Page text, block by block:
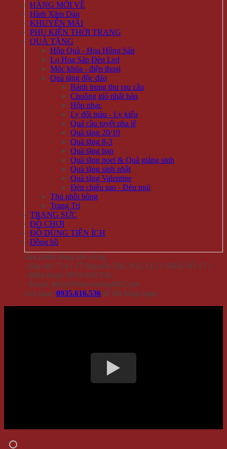
HÀNG MỚI VỀ
Hình Xăm Dán
KHUYẾN MÃI
PHỤ KIỆN THỜI TRANG
QUÀ TẶNG
Hộp Quà - Hoa Hồng Sáp
Lọ Hoa Sáp Đèn Led
Móc khóa - điện thoại
Quà tặng độc đáo
Bánh trung thu rau câu
Chuông gió nhật bản
Hộp nhạc
Ly đổi màu - Ly kiểu
Quả cầu tuyết pha lê
Quà tặng 20/10
Quà tặng 8-3
Quà tặng bạn
Quà tặng noel & Quà giáng sinh
Quà tặng sinh nhật
Quà tặng Valentine
Đèn chiếu sao - Đèn ngủ
Thú nhồi bông
Trang Trí
TRANG SỨC
ĐỒ CHƠI
ĐỒ DÙNG TIỆN ÍCH
Đồng hồ
Sản phẩm đang sẵn có tại
- Địa chỉ: 714 / 17 Nguyễn Trãi, P.11, Q.5 ( NHÀ SỐ 17 )
- Điện thoại: 0935 616 536
- Email: Info@Winwinshop88.Com
Gọi ngay 0935.616.536 để đặt hàng ngay.